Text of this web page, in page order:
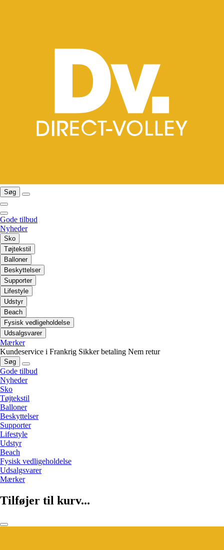
Søg
Gode tilbud
Nyheder
Sko
Tøjtekstil
Balloner
Beskyttelser
Supporter
Lifestyle
Udstyr
Beach
Fysisk vedligeholdelse
Udsalgsvarer
Mærker
Kundeservice i Frankrig Sikker betaling Nem retur
Søg
Gode tilbud
Nyheder
Sko
Tøjtekstil
Balloner
Beskyttelser
Supporter
Lifestyle
Udstyr
Beach
Fysisk vedligeholdelse
Udsalgsvarer
Mærker
Tilføjer til kurv...